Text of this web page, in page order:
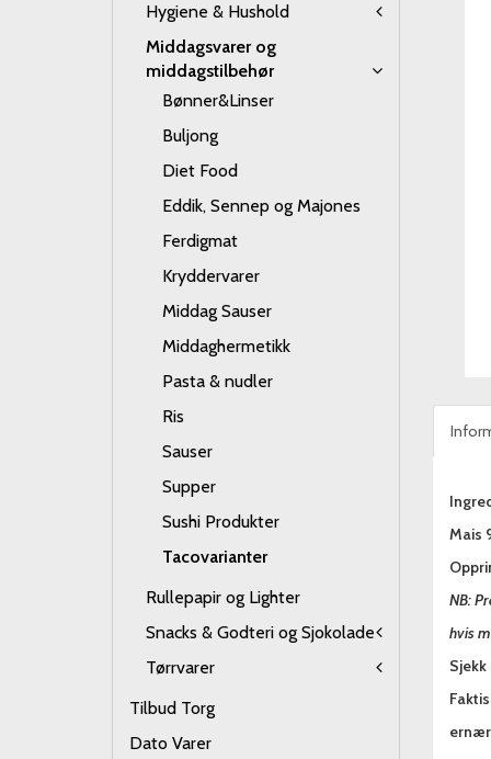
Hygiene & Hushold
Middagsvarer og
middagstilbehør
Bønner&Linser
Buljong
Diet Food
Eddik, Sennep og Majones
Ferdigmat
Kryddervarer
Middag Sauser
Middaghermetikk
Pasta & nudler
Ris
Sauser
Supper
Sushi Produkter
Tacovarianter
Rullepapir og Lighter
Snacks & Godteri og Sjokolade
Tørrvarer
Tilbud Torg
Dato Varer
Mais
NB:
hvis